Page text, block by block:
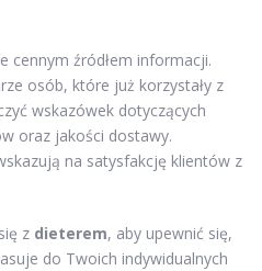
cennym źródłem informacji.
osób, które już korzystały z
wskazówek dotyczących
oraz jakości dostawy.
na satysfakcję klientów z
z dieterem, aby upewnić się,
do Twoich indywidualnych